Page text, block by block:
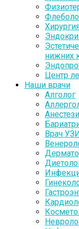
нижних
Центр
Наши врачи
Алголог
Врач